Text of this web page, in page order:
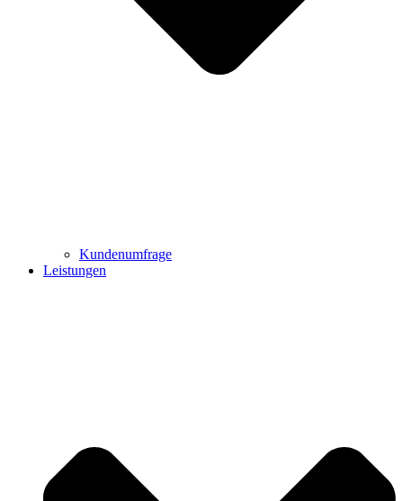
Kundenumfrage
Leistungen